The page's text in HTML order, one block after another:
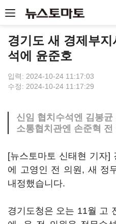
경기도 새 경제부
석에 윤준호
입력: 2024-10-24 11:17:03
수정: 2024-10-24 11:17:29
신임 협치수석엔 김봉
소통협치관엔 손준혁
[뉴스토마토 신태현 기자]
에 고영인 전 의원, 새 정
내정했습니다.
경기도청은 오는 11월 고